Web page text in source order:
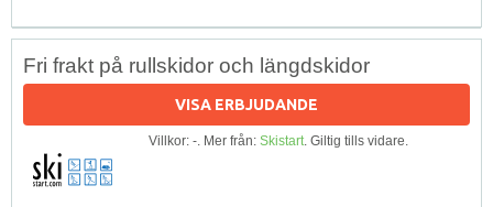
Fri frakt på rullskidor och längdskidor
VISA ERBJUDANDE
Villkor: -. Mer från: Skistart. Giltig tills vidare.